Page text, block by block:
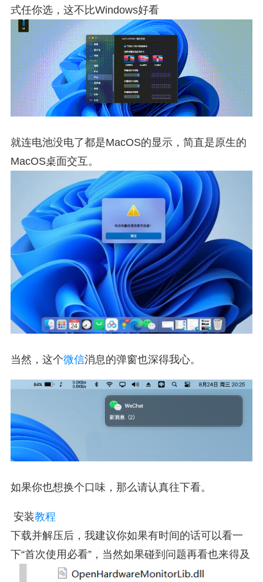
式任你选，这不比Windows好看
就连电池没电了都是MacOS的显示，简直是原生的
MacOS桌面交互。
当然，这个微信消息的弹窗也深得我心。
如果你也想换个口味，那么请认真往下看。
安装教程
下载并解压后，我建议你如果有时间的话可以看一
下“首次使用必看”，当然如果碰到问题再看也来得及